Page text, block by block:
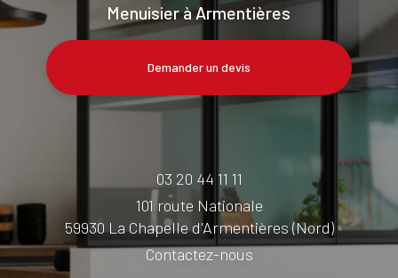
Menuisier à Armentières
Demander un devis
03 20 44 11 11
101 route Nationale
59930 La Chapelle d'Armentières (Nord)
Contactez-nous